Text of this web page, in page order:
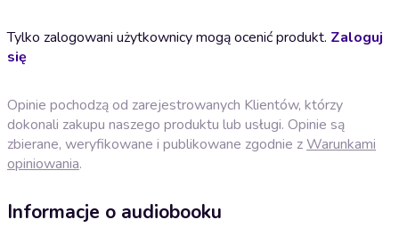
Tylko zalogowani użytkownicy mogą ocenić produkt. Zaloguj
się
Opinie pochodzą od zarejestrowanych Klientów, którzy
dokonali zakupu naszego produktu lub usługi. Opinie są
zbierane, weryfikowane i publikowane zgodnie zWarunkami
opiniowania.
Informacje o audiobooku